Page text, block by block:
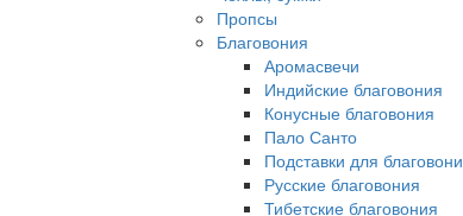
Пропсы
Благовония
Аромасвечи
Индийские благовония
Конусные благовония
Пало Санто
Подставки для
Русские благовония
Тибетские благовония